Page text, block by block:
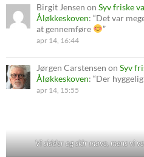
Birgit Jensen on Syv friske
Åløkkeskoven: “Det var
at gennemføre
”
apr 14, 16:44
Jørgen Carstensen on Syv
Åløkkeskoven: “Der
apr 14, 15:55
Vi sidder og slår mave, mens vi